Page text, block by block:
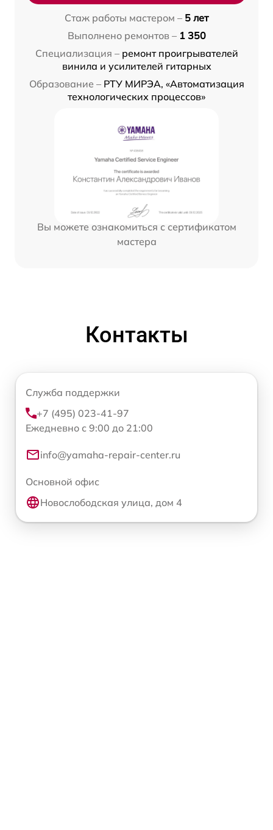
Стаж работы мастером – 5 лет
Выполнено ремонтов – 1 350
Специализация – ремонт проигрывателей
винила и усилителей гитарных
Образование – РТУ МИРЭА, «Автоматизация
технологических процессов»
Вы можете ознакомиться с сертификатом
мастера
Контакты
Служба поддержки
+7 (495) 023-41-97
Ежедневно с 9:00 до 21:00
info@yamaha-repair-center.ru
Основной офис
Новослободская улица, дом 4